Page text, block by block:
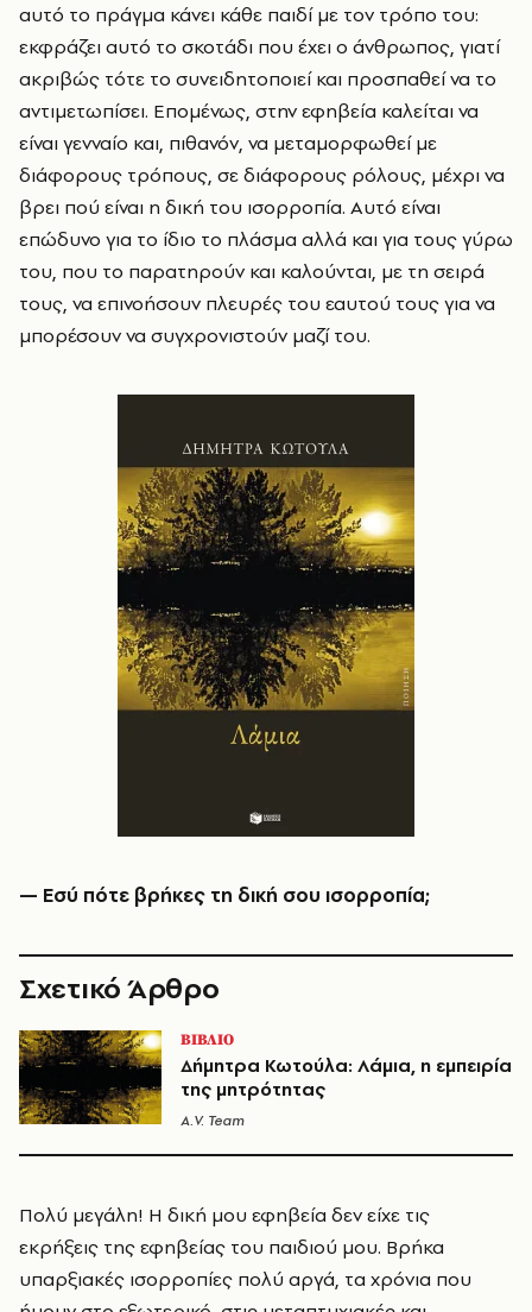
αυτό το πράγμα κάνει κάθε παιδί με τον τρόπο του:
εκφράζει αυτό το σκοτάδι που έχει ο άνθρωπος, γιατί
ακριβώς τότε το συνειδητοποιεί και προσπαθεί να το
αντιμετωπίσει. Επομένως, στην εφηβεία καλείται να
είναι γενναίο και, πιθανόν, να μεταμορφωθεί με
διάφορους τρόπους, σε διάφορους ρόλους, μέχρι να
βρει πού είναι η δική του ισορροπία. Αυτό είναι
επώδυνο για το ίδιο το πλάσμα αλλά και για τους γύρω
του, που το παρατηρούν και καλούνται, με τη σειρά
τους, να επινοήσουν πλευρές του εαυτού τους για να
μπορέσουν να συγχρονιστούν μαζί του.
— Εσύ πότε βρήκες τη δική σου ισορροπία;
Σχετικό Άρθρο
ΒΙΒΛΙΟ
Δήμητρα Κωτούλα: Λάμια, η εμπειρία
της μητρότητας
A.V. Team
Πολύ μεγάλη! Η δική μου εφηβεία δεν είχε τις
εκρήξεις της εφηβείας του παιδιού μου. Βρήκα
υπαρξιακές ισορροπίες πολύ αργά, τα χρόνια που